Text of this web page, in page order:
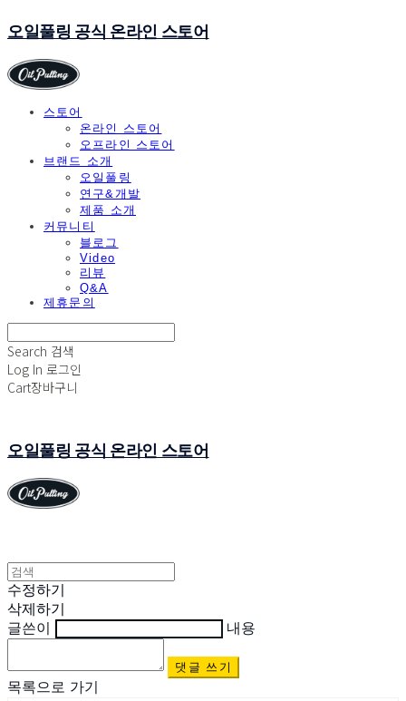
오일풀링 공식 온라인 스토어
스토어
온라인 스토어
오프라인 스토어
브랜드 소개
오일풀링
연구&개발
제품 소개
커뮤니티
블로그
Video
리뷰
Q&A
제휴문의
Search 검색
Log In 로그인
Cart장바구니
오일풀링 공식 온라인 스토어
수정하기
삭제하기
글쓴이
내용
댓글 쓰기
목록으로 가기